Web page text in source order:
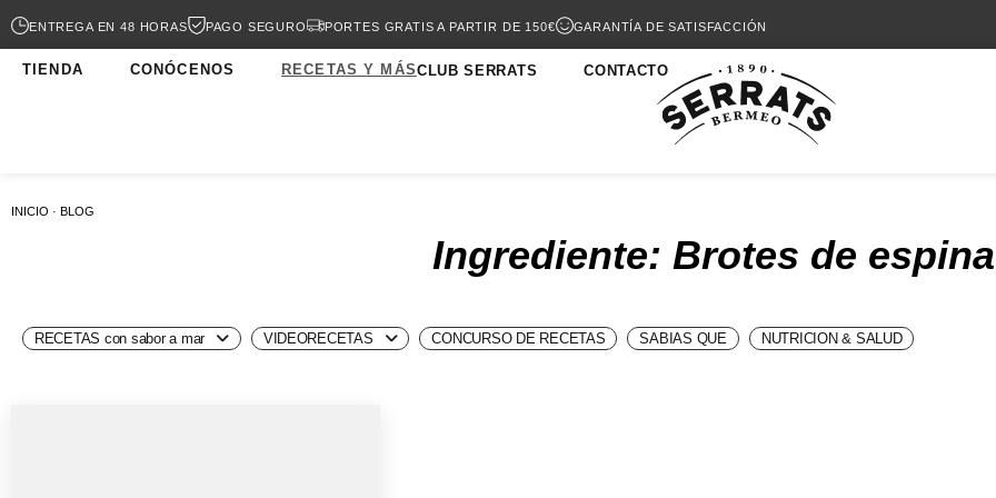
ENTREGA EN 48 HORAS PAGO SEGURO PORTES GRATIS A PARTIR DE 150€ GARANTÍA DE SATISFACCIÓN
TIENDA CONÓCENOS RECETAS Y MÁSCLUB SERRATS CONTACTO
INICIO · BLOG
Ingrediente: Brotes de
RECETAS con sabor a mar VIDEORECETAS CONCURSO DE RECETAS SABIAS QUE NUTRICION & SALUD